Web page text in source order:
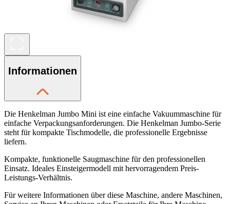
Informationen
Die Henkelman Jumbo Mini ist eine einfache Vakuummaschine für
einfache Verpackungsanforderungen. Die Henkelman Jumbo-Serie
steht für kompakte Tischmodelle, die professionelle Ergebnisse
liefern.
Kompakte, funktionelle Saugmaschine für den professionellen
Einsatz. Ideales Einsteigermodell mit hervorragendem Preis-
Leistungs-Verhältnis.
Für weitere Informationen über diese Maschine, andere Maschinen,